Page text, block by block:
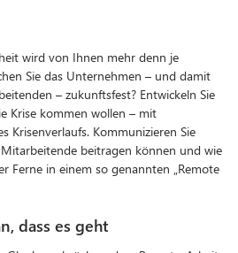
wird von Ihnen mehr denn je
Sie das Unternehmen – und damit
– zukunftsfest? Entwickeln Sie
Krise kommen wollen – mit
Krisenverlaufs. Kommunizieren Sie
beitragen können und wie
Ferne in einem so genannten „Remote
dass es geht